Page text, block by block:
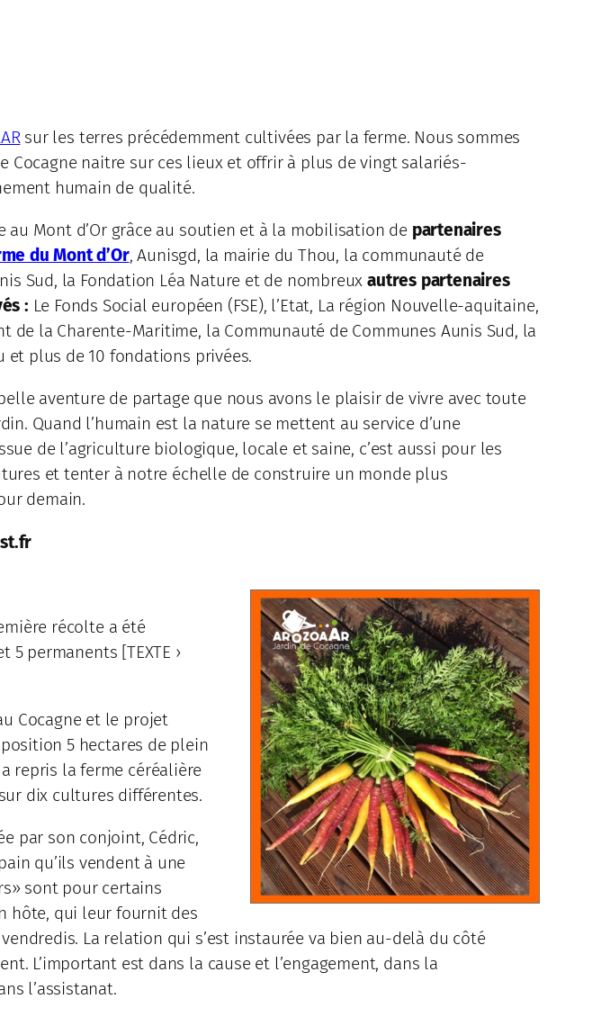
sur les terres précédemment cultivées par la ferme. Nous sommes
Cocagne naitre sur ces lieux et offrir à plus de vingt salariés-
humain de qualité.
au Mont d’Or grâce au soutien et à la mobilisation de partenaires
du Mont d’Or, Aunisgd, la mairie du Thou, la communauté de
Sud, la Fondation Léa Nature et de nombreuxautres partenaires
: Le Fonds Social européen (FSE), l’Etat, La région Nouvelle-aquitaine,
de la Charente-Maritime, la Communauté de Communes Aunis Sud, la
et plus de 10 fondations privées.
belle aventure de partage que nous avons le plaisir de vivre avec toute
Quand l’humain est la nature se mettent au service d’une
de l’agriculture biologique, locale et saine, c’est aussi pour les
et tenter à notre échelle de construire un monde plus
demain.
récolte a été
permanents [TEXTE ›
Cocagne et le projet
5 hectares de plein
repris la ferme céréalière
dix cultures différentes.
par son conjoint, Cédric,
qu’ils vendent à une
sont pour certains
hôte, qui leur fournit des
La relation qui s’est instaurée va bien au-delà du côté
L’important est dans la cause et l’engagement, dans la
l’assistanat.